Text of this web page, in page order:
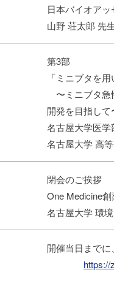
日本バイオア
山野 荘太郎 先
第3部
「ミニブタを
〜ミニブタ急
開発を目指して
名古屋大学医
名古屋大学
閉会のご挨拶
One Medicine
名古屋大学 環
開催当日までに
https://